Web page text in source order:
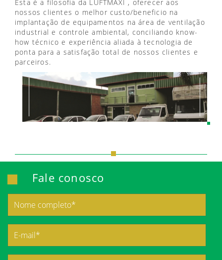
Esta é a filosofia da LUFTMAXI , oferecer aos
nossos clientes o melhor custo/beneficio na
implantação de equipamentos na área de ventilação
industrial e controle ambiental, conciliando know-
how técnico e experiência aliada à tecnologia de
ponta para a satisfação total de nossos clientes e
parceiros.
Fale conosco